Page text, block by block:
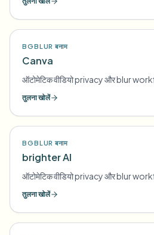
BGBLUR बनाम
Canva
ऑटोमेटिक वीडियो privacy और blur
तुलना खोलें
BGBLUR बनाम
brighter AI
ऑटोमेटिक वीडियो privacy और blur
तुलना खोलें